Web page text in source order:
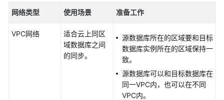
云
服
网络类型 使用场景 准备工作
VPC网络
适合云上同区
域数据库之间
的同步。
源数据库所在的区域要和目标
数据库实例所在的区域保持一
致。
源数据库可以和目标数据库在
同一VPC内，也可以在不同
VPC内。